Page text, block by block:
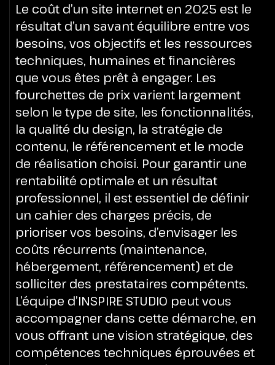
Le coût d’un site internet en 2025 est le
résultat d’un savant équilibre entre vos
besoins, vos objectifs et les ressources
techniques, humaines et financières
que vous êtes prêt à engager. Les
fourchettes de prix varient largement
selon le type de site, les fonctionnalités,
la qualité du design, la stratégie de
contenu, le référencement et le mode
de réalisation choisi. Pour garantir une
rentabilité optimale et un résultat
professionnel, il est essentiel de définir
un cahier des charges précis, de
prioriser vos besoins, d’envisager les
coûts récurrents (maintenance,
hébergement, référencement) et de
solliciter des prestataires compétents.
L’équipe d’INSPIRE STUDIO peut vous
accompagner dans cette démarche, en
vous offrant une vision stratégique, des
compétences techniques éprouvées et